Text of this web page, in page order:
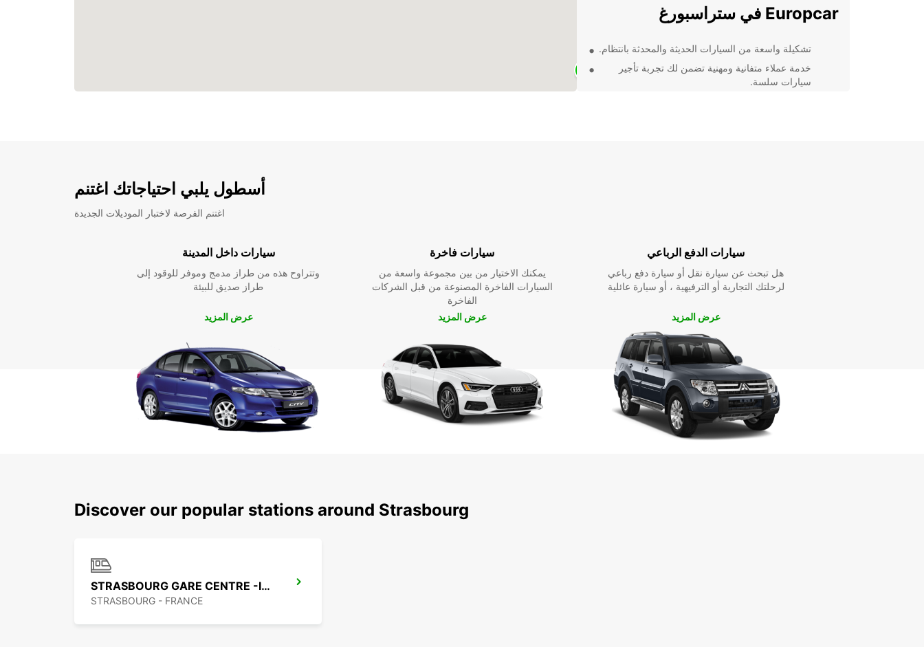
Europcar في ستراسبورغ
تشكيلة واسعة من السيارات الحديثة والمحدثة بانتظام.
خدمة عملاء متفانية ومهنية تضمن لك تجربة تأجير
سيارات سلسة.
سواء كنت تخطط لرحلة عمل سريعة أو قضاء عطلة ممتعة في
ستراسبورغ، يمكنك الاعتماد على Europcar لتوفير السيارة
المناسبة لك. احجز الآن عبر موقعنا الإلكتروني السهل الاستخدام
أسطول يلبي احتياجاتك اغتنم
اغتنم الفرصة لاختبار الموديلات الجديدة
سيارات داخل المدينة
وتتراوح هذه من طراز مدمج وموفر للوقود إلى
طراز صديق للبيئة
عرض المزيد
سيارات فاخرة
يمكنك الاختيار من بين مجموعة واسعة من
السيارات الفاخرة المصنوعة من قبل الشركات
الفاخرة
عرض المزيد
سيارات الدفع الرباعي
هل تبحث عن سيارة نقل أو سيارة دفع رباعي
لرحلتك التجارية أو الترفيهية ، أو سيارة عائلية
عرض المزيد
Discover our popular stations around Strasbourg
STRASBOURG GARE CENTRE -IKC-
STRASBOURG - FRANCE